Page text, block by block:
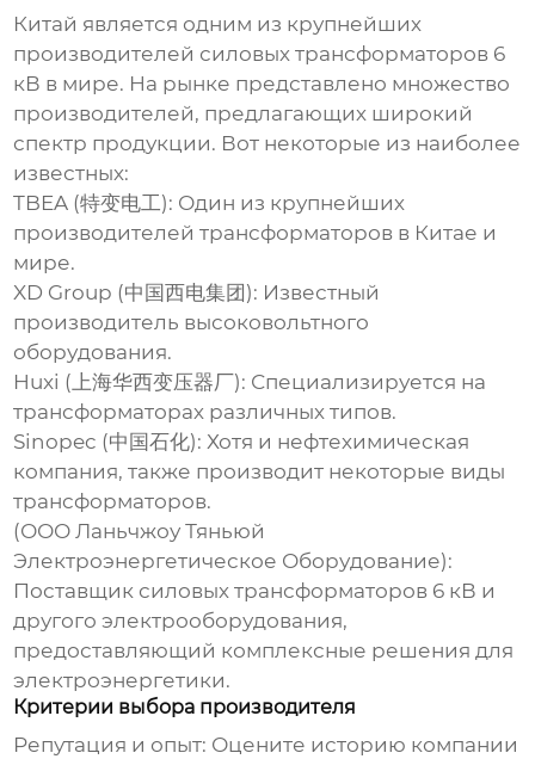
Китай является одним из крупнейших
производителей силовых трансформаторов 6
кВ в мире. На рынке представлено множество
производителей, предлагающих широкий
спектр продукции. Вот некоторые из наиболее
известных:
TBEA (特变电工): Один из крупнейших
производителей трансформаторов в Китае и
мире.
XD Group (中国西电集团): Известный
производитель высоковольтного
оборудования.
Huxi (上海华西变压器厂): Специализируется на
трансформаторах различных типов.
Sinopec (中国石化): Хотя и нефтехимическая
компания, также производит некоторые виды
трансформаторов.
(ООО Ланьчжоу Тяньюй
Электроэнергетическое Оборудование):
Поставщик силовых трансформаторов 6 кВ и
другого электрооборудования,
предоставляющий комплексные решения для
электроэнергетики.
Критерии выбора производителя
Репутация и опыт: Оцените историю компании